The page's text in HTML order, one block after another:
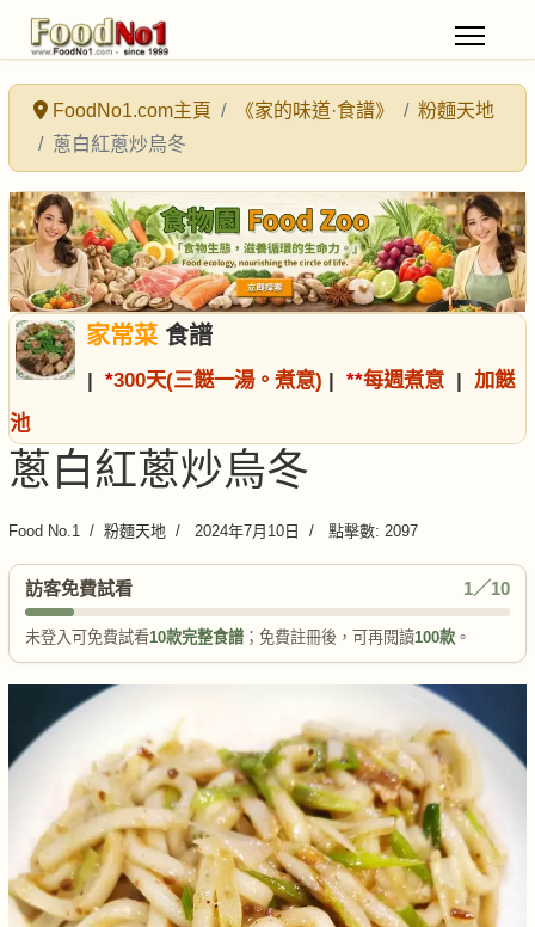
FoodNo1.com主頁 《家的味道·食譜》
粉麵天地
蔥白紅蔥炒烏冬
家常菜食譜
| *300天(三餸一湯。煮意) | **每週煮意 | 加餸
池
蔥白紅蔥炒烏冬
Food No.1 粉麵天地 2024年7月10日 點擊數: 2097
訪客免費試看 1／10
未登入可免費試看10款完整食譜 ；免費註冊後，可再閱讀100款 。